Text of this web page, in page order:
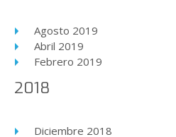
Agosto 2019
Abril 2019
Febrero 2019
2018
Diciembre 2018